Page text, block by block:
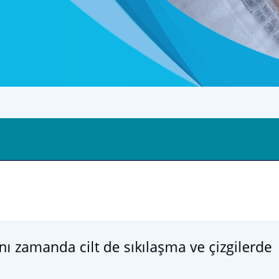
zamanda cilt de sıkılaşma ve çizgilerde